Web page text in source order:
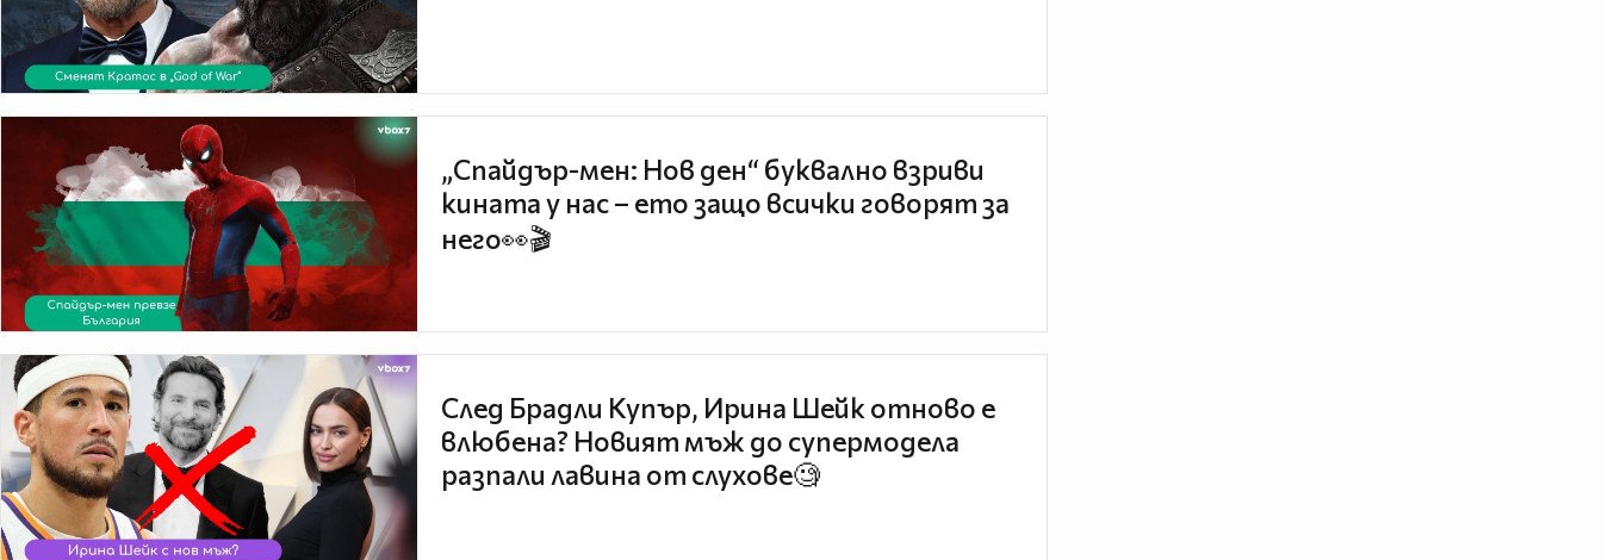
„Спайдър-мен: Нов ден“ буквално взриви
кината у нас – ето защо всички говорят за
него👀🎬
След Брадли Купър, Ирина Шейк отново е
влюбена? Новият мъж до супермодела
разпали лавина от слухове🧐